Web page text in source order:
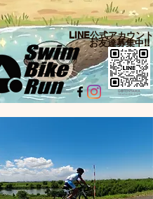
LINE公式アカウント​
お友達募集中!!